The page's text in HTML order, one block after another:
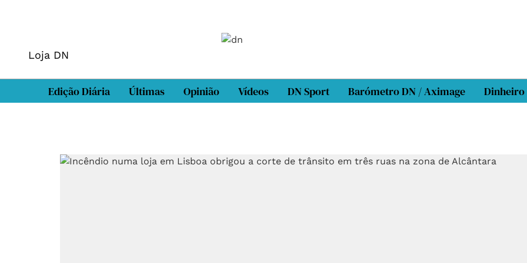
Loja DN
Edição Diária Últimas Opinião Vídeos DN Sport Barómetro DN / Aximage Dinheiro